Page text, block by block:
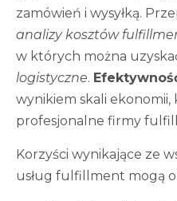
zamówień i wysyłką.
analizy kosztów
w których można
logistyczne.
wynikiem skali
profesjonalne firmy
Korzyści wynikające ze
usług fulfillment mogą